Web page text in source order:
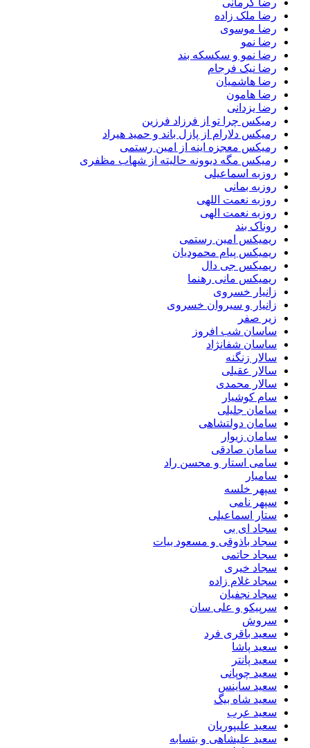
رضا کرمانی
رضا ملک زاده
رضا موسوی
رضا نمو
رضا نمو و سکسکه بند
رضا نیک فرجام
رضا هاشمیان
رضا هامون
رضا یزدانی
رمیکس چرا تو از فرزاد فرزین
رمیکس دلارام از پازل باند و حمید هیراد
رمیکس معجزه اینه از امین رستمی
رمیکس مگه دیوونه حالیته از شهاب مظفری
روزبه اسماعیلی
روزبه بمانی
روزبه نعمت اللهی
روزبه نعمت الهی
روناک بند
ریمیکس امین رستمی
ریمیکس پیام محمودیان
ریمیکس جی دال
ریمیکس مانی رهنما
زانیار خسروی
زانیار و سیروان خسروی
زیر صفر
ساسان شب افروز
ساسان شفانژاد
سالار زنگنه
سالار عقیلی
سالار محمدی
سام کوشیار
سامان جلیلی
سامان دولتشاهی
سامان زیوار
سامان صادقی
سامی استار و محسن راد
سامیار
سپهر خلسه
سپهر نامی
ستار اسماعیلی
سجاد ای بی
سجاد باذوقی و مسعود بیات
سجاد حاتمی
سجاد خیری
سجاد غلام زاده
سجاد نجفیان
سرپیکو و علی سان
سروش
سعید باقری فرد
سعید پاشا
سعید پانتر
سعید چوپانی
سعید ساینس
سعید شاه بیگ
سعید عرب
سعید علیپوریان
سعید علیشاهی و بتسابه